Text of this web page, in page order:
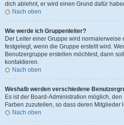
dich ablehnt, er wird einen Grund dafür
Nach oben
Wie werde ich Gruppenleiter?
Der Leiter einer Gruppe wird normalerweise
festgelegt, wenn die Gruppe erstellt wird.
Benutzergruppe erstellen möchtest, dann
kontaktieren.
Nach oben
Weshalb werden verschiedene
Es ist der Board-Administration möglich,
Farben zuzuteilen, so dass deren Mitglieder
Nach oben